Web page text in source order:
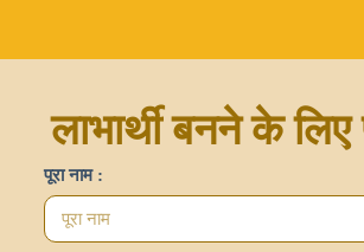
लाभार्थी बनने के लिए
पूरा नाम :